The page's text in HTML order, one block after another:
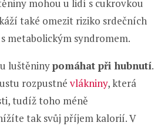
mohou u lidí s cukrovkou
také omezit riziko srdečních
metabolickým syndromem.
luštěninypomáhat při hubnutí.
rozpustné vlákniny, která
tudíž toho méně
tak svůj příjem kalorií. V